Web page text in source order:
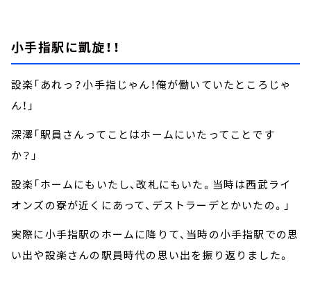
小手指駅に凱旋！！
設楽「あれっ？小手指じゃん！俺が働いていたところじゃ
ん！」
深澤「駅員さんってことはホームにいたってことです
か？」
設楽「ホームにもいたし、改札にもいた。当時は西武ライ
オンズの寮が近くにあって、デストラーデとかいたの。」
実際に小手指駅のホームに降りて、当時の小手指駅での思
い出や設楽さんの駅員時代の思い出を振り返りました。